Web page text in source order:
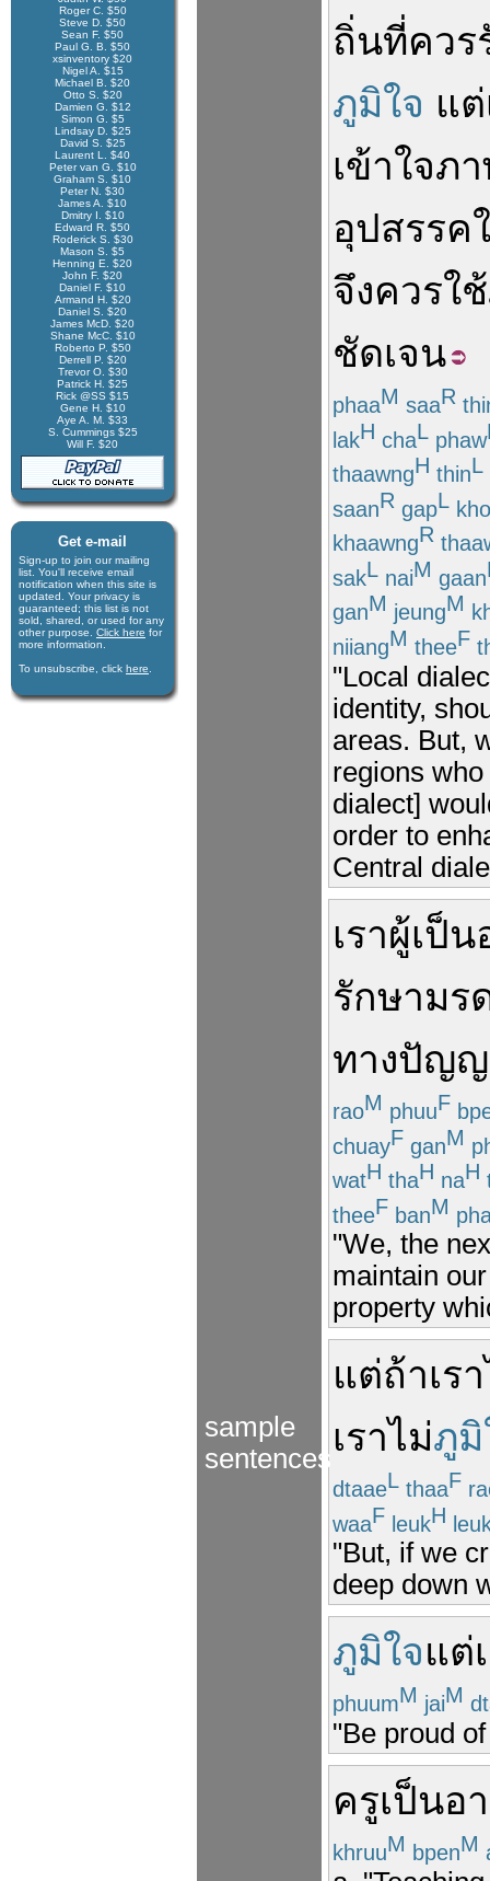
Roger C. $50
Steve D. $50
Sean F. $50
Paul G. B. $50
xsinventory $20
Nigel A. $15
Michael B. $20
Otto S. $20
Damien G. $12
Simon G. $5
Lindsay D. $25
David S. $25
Laurent L. $40
Peter van G. $10
Graham S. $10
Peter N. $30
James A. $10
Dmitry I. $10
Edward R. $50
Roderick S. $30
Mason S. $5
Henning E. $20
John F. $20
Daniel F. $10
Armand H. $20
Daniel S. $20
James McD. $20
Shane McC. $10
Roberto P. $50
Derrell P. $20
Trevor O. $30
Patrick H. $25
Rick @SS $15
Gene H. $10
Aye A. M. $33
S. Cummings $25
Will F. $20
Get e-mail
Sign-up to join our mail­ing
list. You'll receive e­mail
notification when this site is
updated. Your privacy is
guaran­teed; this list is not
sold, shared, or used for any
other purpose. Click here for
more infor­mation.
To unsubscribe, click here
sample
sentences
ถิ่นที่ควร
ภูมิใจ แต่
เข้าใจภ
อุปสรรค
จึงควรใช้
ชัดเจน
phaaM saaR
lakH chaL phaw
thaawngH thinL
saanR gapL
khaawngR
sakL naiM gaan
ganM jeungM
niiangM theeF
"Local
identity,
areas. But,
regions
dialect]
order to
Central
เราผู้เป็น
รักษามร
ทางปัญ
raoM phuuF
chuayF ganM
watH thaH naH
theeF banM
"We, the
maintain
property
แต่ถ้าเรา
เราไม่ภูมิ
dtaaeL thaaF
waaF leukH
"But, if we
deep down
ภูมิใจแต่
phuumM jaiM
"Be proud
ครูเป็นอ
khruuM bpenM